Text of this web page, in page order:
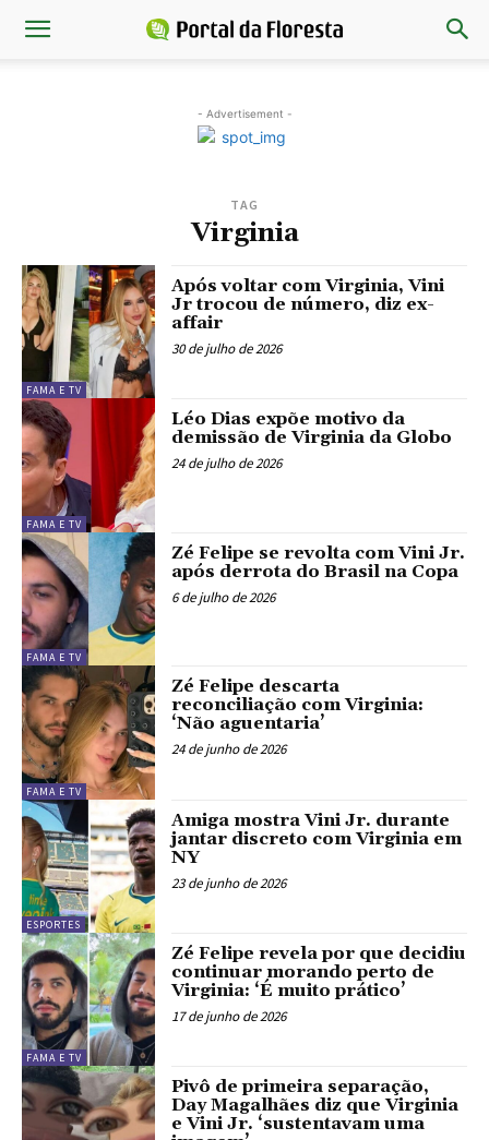
- Advertisement -
TAG
Virginia
FAMA E TV
Após voltar com Virginia, Vini
Jr trocou de número, diz ex-
affair
30 de julho de 2026
FAMA E TV
Léo Dias expõe motivo da
demissão de Virginia da Globo
24 de julho de 2026
FAMA E TV
Zé Felipe se revolta com Vini Jr.
após derrota do Brasil na Copa
6 de julho de 2026
FAMA E TV
Zé Felipe descarta
reconciliação com Virginia:
‘Não aguentaria’
24 de junho de 2026
ESPORTES
Amiga mostra Vini Jr. durante
jantar discreto com Virginia em
NY
23 de junho de 2026
FAMA E TV
Zé Felipe revela por que decidiu
continuar morando perto de
Virginia: ‘É muito prático’
17 de junho de 2026
Pivô de primeira separação,
Day Magalhães diz que Virginia
e Vini Jr. ‘sustentavam uma